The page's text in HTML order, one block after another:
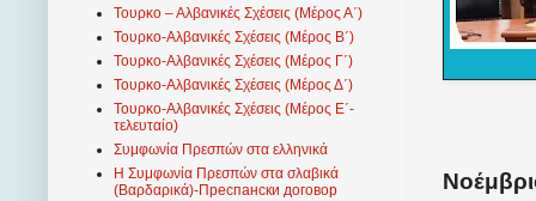
Τουρκο – Αλβανικές Σχέσεις (Mέρος Α΄)
Τουρκο-Αλβανικές Σχέσεις (Μέρος Β΄)
Τουρκο-Αλβανικές Σχέσεις (Μέρος Γ΄)
Τουρκο-Αλβανικές Σχέσεις (Μέρος Δ΄)
Τουρκο-Αλβανικές Σχέσεις (Μέρος Ε΄-
τελευταίο)
Συμφωνία Πρεσπών στα ελληνικά
Η Συμφωνία Πρεσπών στα σλαβικά
(Βαρδαρικά)-Преспански договор